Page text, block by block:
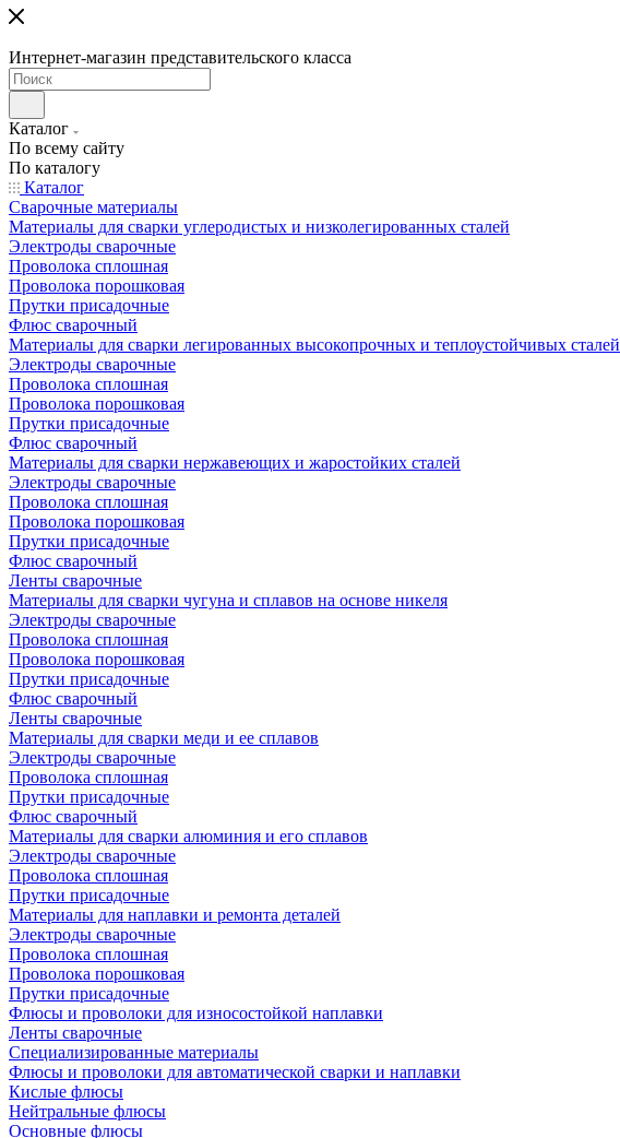
Интернет-магазин представительского класса
Каталог
По всему сайту
По каталогу
Каталог
Сварочные материалы
Материалы для сварки углеродистых и низколегированных сталей
Электроды сварочные
Проволока сплошная
Проволока порошковая
Прутки присадочные
Флюс сварочный
Материалы для сварки легированных высокопрочных и теплоустойчивых сталей
Электроды сварочные
Проволока сплошная
Проволока порошковая
Прутки присадочные
Флюс сварочный
Материалы для сварки нержавеющих и жаростойких сталей
Электроды сварочные
Проволока сплошная
Проволока порошковая
Прутки присадочные
Флюс сварочный
Ленты сварочные
Материалы для сварки чугуна и сплавов на основе никеля
Электроды сварочные
Проволока сплошная
Проволока порошковая
Прутки присадочные
Флюс сварочный
Ленты сварочные
Материалы для сварки меди и ее сплавов
Электроды сварочные
Проволока сплошная
Прутки присадочные
Флюс сварочный
Материалы для сварки алюминия и его сплавов
Электроды сварочные
Проволока сплошная
Прутки присадочные
Материалы для наплавки и ремонта деталей
Электроды сварочные
Проволока сплошная
Проволока порошковая
Прутки присадочные
Флюсы и проволоки для износостойкой наплавки
Ленты сварочные
Специализированные материалы
Флюсы и проволоки для автоматической сварки и наплавки
Кислые флюсы
Нейтральные флюсы
Основные флюсы